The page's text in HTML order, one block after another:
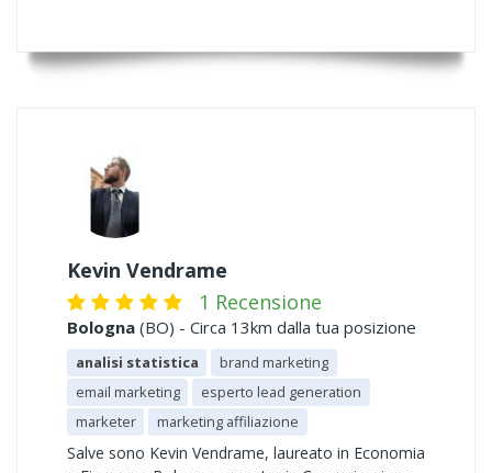
Kevin Vendrame
1 Recensione
Bologna (BO) - Circa 13km dalla tua posizione
analisi statistica
brand marketing
email marketing
esperto lead generation
marketer
marketing affiliazione
Salve sono Kevin Vendrame, laureato in Economia